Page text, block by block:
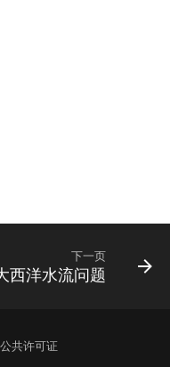
下一页
西洋水流问题
共许可证